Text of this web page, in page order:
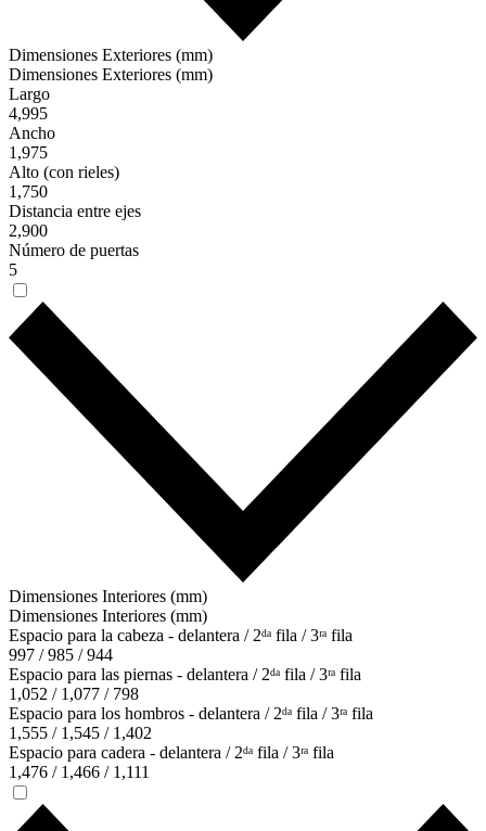
Dimensiones Exteriores (mm)
Dimensiones Exteriores (mm)
Largo
4,995
Ancho
1,975
Alto (con rieles)
1,750
Distancia entre ejes
2,900
Número de puertas
5
Dimensiones Interiores (mm)
Dimensiones Interiores (mm)
Espacio para la cabeza - delantera / 2ᵈᵃ fila / 3ʳᵃ fila
997 / 985 / 944
Espacio para las piernas - delantera / 2ᵈᵃ fila / 3ʳᵃ fila
1,052 / 1,077 / 798
Espacio para los hombros - delantera / 2ᵈᵃ fila / 3ʳᵃ fila
1,555 / 1,545 / 1,402
Espacio para cadera - delantera / 2ᵈᵃ fila / 3ʳᵃ fila
1,476 / 1,466 / 1,111